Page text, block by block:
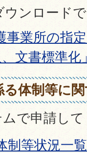
ウンロード
事業所の指
文書標準
体制等に
で申請し
制等状況一